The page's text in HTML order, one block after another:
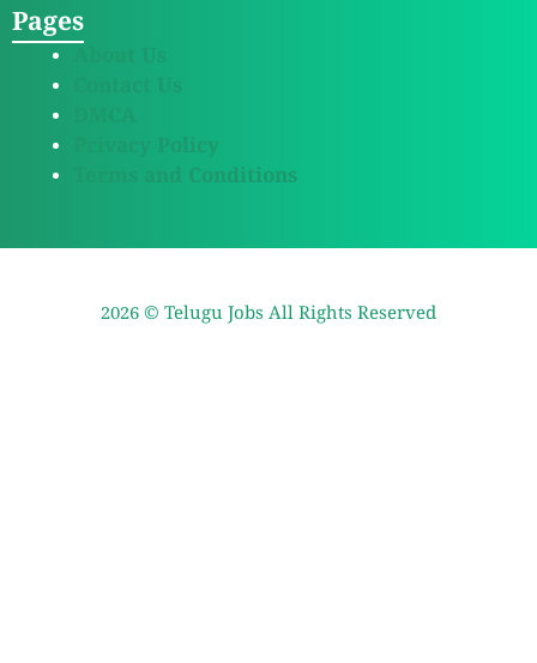
Pages
Privacy Policy
Terms and Conditions
2026 © Telugu Jobs All Rights Reserved